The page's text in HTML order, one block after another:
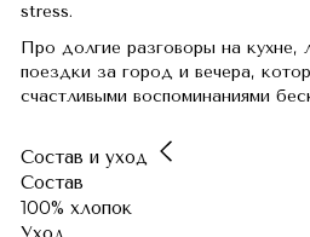
stress.
Про долгие разговоры на кухне,
поездки за город и вечера,
счастливыми воспоминаниями
Состав и уход
Состав
100% хлопок